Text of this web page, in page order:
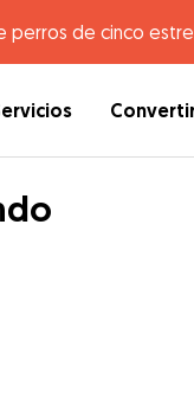
de cinco